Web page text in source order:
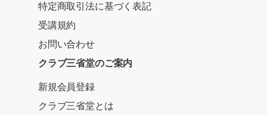
特定商取引法に基づく表記
受講規約
お問い合わせ
クラブ三省堂のご案内
新規会員登録
クラブ三省堂とは